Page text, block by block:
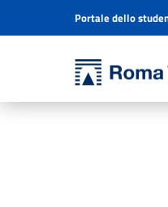
Cerimonia di Inaugurazione dell’Anno Accademico 2001-2002 - Università Roma Tre
Header info sidebar
Portale dello